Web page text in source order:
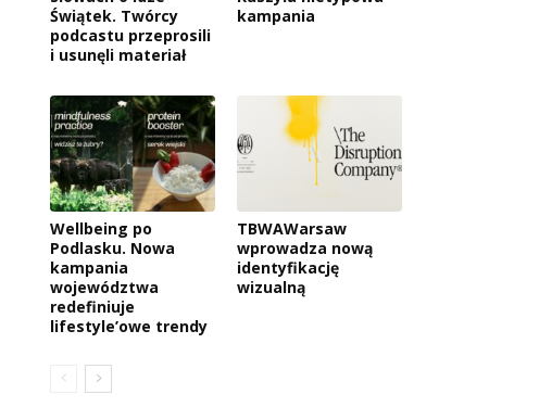
Świątek. Twórcy
podcastu przeprosili
i usunęli materiał
kampania
Wellbeing po
Podlasku. Nowa
kampania
województwa
redefiniuje
lifestyle’owe trendy
TBWAWarsaw
wprowadza nową
identyfikację
wizualną